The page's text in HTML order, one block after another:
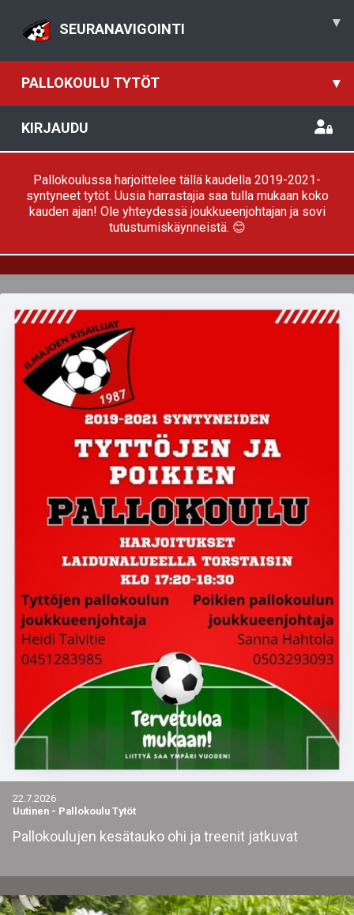
SEURANAVIGOINTI ▾
PALLOKOULU TYTÖT ▾
KIRJAUDU
Pallokoulussa harjoittelee tällä kaudella 2019-2021-
syntyneet tytöt. Uusia harrastajia saa tulla mukaan koko
kauden ajan! Ole yhteydessä joukkueenjohtajan ja sovi
tutustumiskäynneistä. 😊
22.7.2026
Uutinen - Pallokoulu Tytöt
Pallokoulujen kesätauko ohi ja treenit jatkuvat